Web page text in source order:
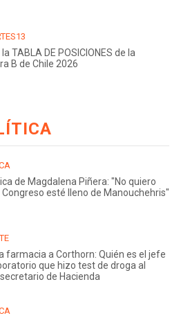
TABLA DE POSICIONES de la
B de Chile 2026
de Magdalena Piñera: "No quiero
Congreso esté lleno de Manouchehris"
farmacia a Corthorn: Quién es el jefe
que hizo test de droga al
de Hacienda